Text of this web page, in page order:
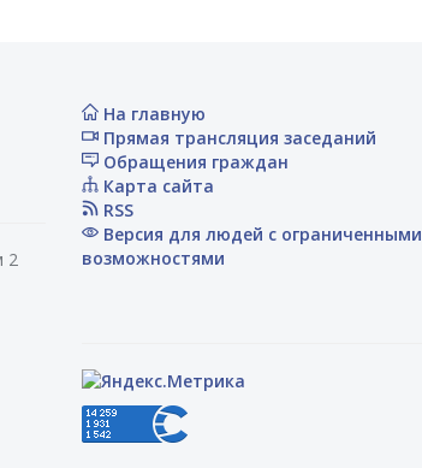
2
На главную
Прямая трансляция заседаний
Обращения граждан
Карта сайта
RSS
Версия для людей с ограниченными
возможностями